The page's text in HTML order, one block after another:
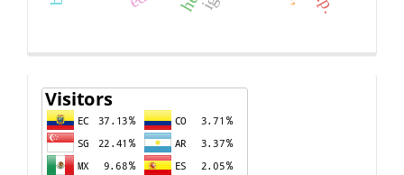
Contador
de
visitas